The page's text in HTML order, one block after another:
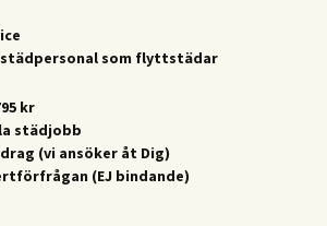
som flyttstädar
kr
städjobb
(vi ansöker åt Dig)
(EJ bindande)